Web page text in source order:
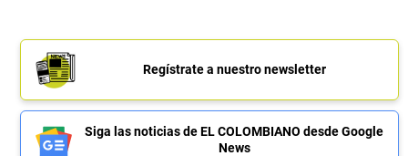
Regístrate a nuestro newsletter
Siga las noticias de EL COLOMBIANO desde Google
News